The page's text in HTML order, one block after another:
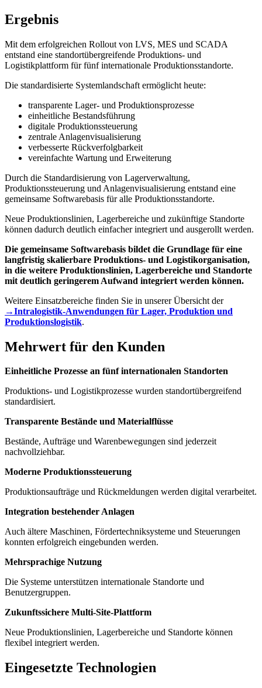
Ergebnis
Mit dem erfolgreichen Rollout von LVS, MES und SCADA
entstand eine standortübergreifende Produktions- und
Logistikplattform für fünf internationale Produktionsstandorte.
Die standardisierte Systemlandschaft ermöglicht heute:
transparente Lager- und Produktionsprozesse
einheitliche Bestandsführung
digitale Produktionssteuerung
zentrale Anlagenvisualisierung
verbesserte Rückverfolgbarkeit
vereinfachte Wartung und Erweiterung
Durch die Standardisierung von Lagerverwaltung,
Produktionssteuerung und Anlagenvisualisierung entstand eine
gemeinsame Softwarebasis für alle Produktionsstandorte.
Neue Produktionslinien, Lagerbereiche und zukünftige Standorte
können dadurch deutlich einfacher integriert und ausgerollt werden.
Die gemeinsame Softwarebasis bildet die Grundlage für eine
langfristig skalierbare Produktions- und Logistikorganisation,
in die weitere Produktionslinien, Lagerbereiche und Standorte
mit deutlich geringerem Aufwand integriert werden können.
Weitere Einsatzbereiche finden Sie in unserer Übersicht der
→Intralogistik-Anwendungen für Lager, Produktion und
Produktionslogistik.
Mehrwert für den Kunden
Einheitliche Prozesse an fünf internationalen Standorten
Produktions- und Logistikprozesse wurden standortübergreifend
standardisiert.
Transparente Bestände und Materialflüsse
Bestände, Aufträge und Warenbewegungen sind jederzeit
nachvollziehbar.
Moderne Produktionssteuerung
Produktionsaufträge und Rückmeldungen werden digital verarbeitet.
Integration bestehender Anlagen
Auch ältere Maschinen, Fördertechniksysteme und Steuerungen
konnten erfolgreich eingebunden werden.
Mehrsprachige Nutzung
Die Systeme unterstützen internationale Standorte und
Benutzergruppen.
Zukunftssichere Multi-Site-Plattform
Neue Produktionslinien, Lagerbereiche und Standorte können
flexibel integriert werden.
Eingesetzte Technologien